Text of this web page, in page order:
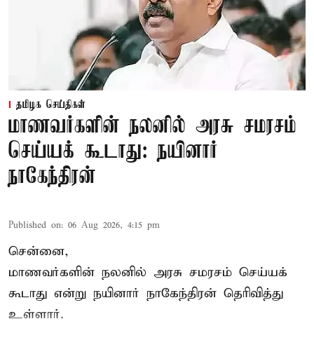
தமிழக செய்திகள்
மாணவர்களின் நலனில் அரசு சமரசம்
செய்யக் கூடாது: நயினார்
நாகேந்திரன்
Published on: 06 Aug 2026, 4:15 pm
சென்னை,
மாணவர்களின் நலனில் அரசு சமரசம் செய்யக்
கூடாது என்று நயினார் நாகேந்திரன் தெரிவித்து
உள்ளார்.